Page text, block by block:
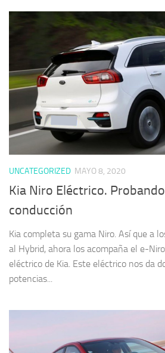
UNCATEGORIZED MAYO 8, 2020
Kia Niro Eléctrico.
conducción
Kia completa su gama Niro. Así que a
al Hybrid, ahora los acompaña el e-
eléctrico de Kia. Este eléctrico nos da
potencias...